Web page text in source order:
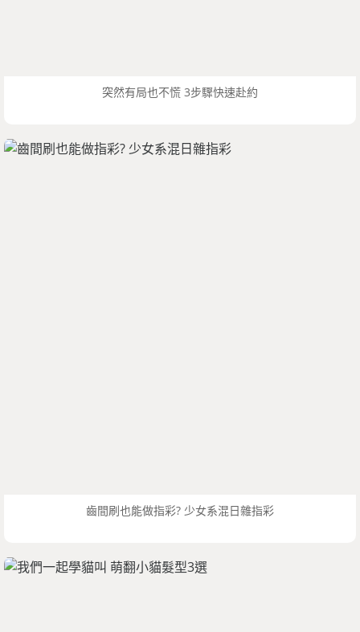
突然有局也不慌 3步驟快速赴約
齒間刷也能做指彩? 少女系混日雜指彩